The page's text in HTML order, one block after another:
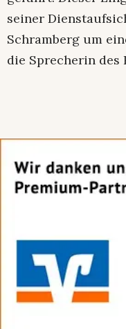
seiner
Schramberg um
die Sprecherin des